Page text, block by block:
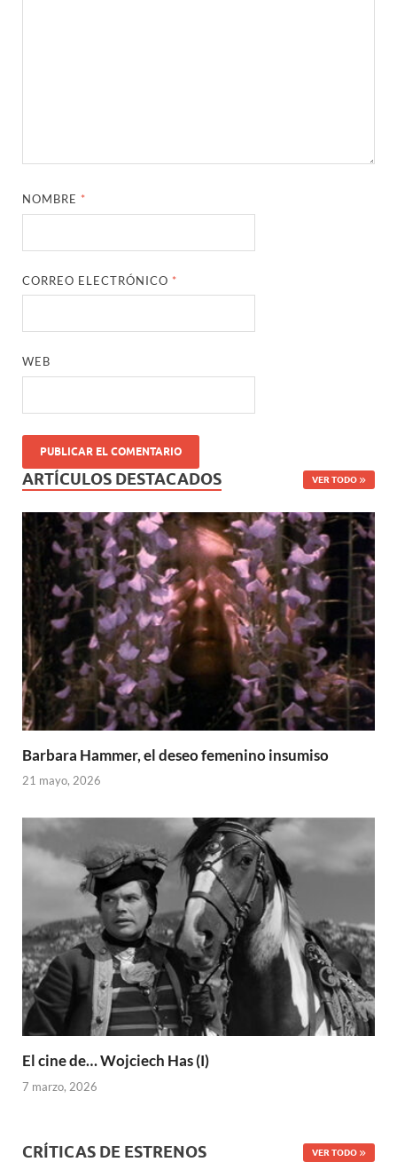
NOMBRE *
CORREO ELECTRÓNICO *
WEB
ARTÍCULOS DESTACADOS VER TODO
Barbara Hammer, el deseo femenino insumiso
21 mayo, 2026
El cine de… Wojciech Has (I)
7 marzo, 2026
CRÍTICAS DE ESTRENOS VER TODO